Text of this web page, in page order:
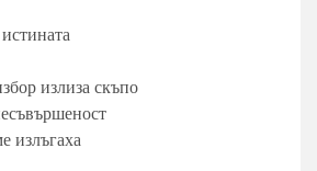
излиза скъпо
излъгаха